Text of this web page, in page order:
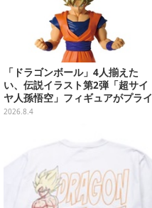
「ドラゴンボール」4人揃えた
い、伝説イラスト第2弾「超サイ
ヤ人孫悟空」フィギュアがプライ
ズ展開！ビッグサイズの「筋斗
2026.8.4